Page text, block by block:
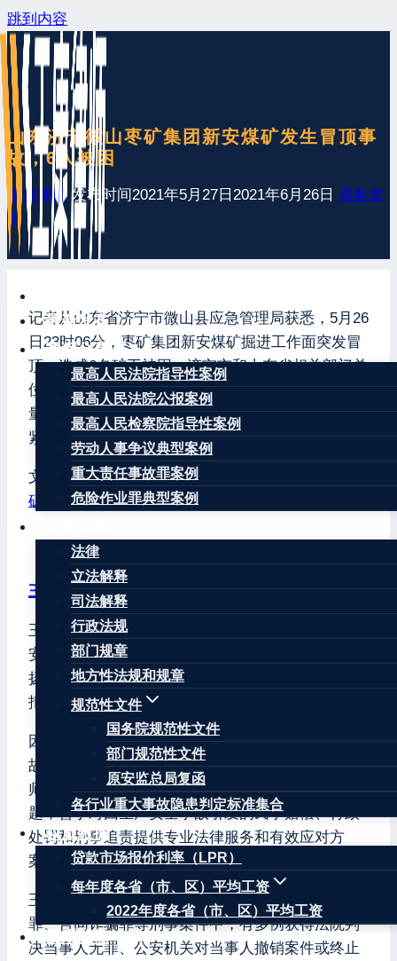
跳到内容
最新发布
案例分享
最高人民法院指导性案例
最高人民法院公报案例
最高人民检察院指导性案例
劳动人事争议典型案例
重大责任事故罪案例
危险作业罪典型案例
法律
立法解释
司法解释
行政法规
部门规章
地方性法规和规章
规范性文件
国务院规范性文件
部门规范性文件
原安监总局复函
各行业重大事故隐患判定标准集合
权威数据
贷款市场报价利率（LPR）
每年度各省（市、区）平均工资
2022年度各省（市、区）平均工资
联系我们
山东济宁微山枣矿集团新安煤矿发生冒顶事
故，6人被困
王康律师 发布时间2021年5月27日 2021年6月26日 最新资
讯
记者从山东省济宁市微山县应急管理局获悉，5月26
日23时06分，枣矿集团新安煤矿掘进工作面突发冒
顶，造成6名矿工被困。济宁市和山东省相关部门单
位迅速启动应急预案，第一时间调集专业救援力
量，全力组织现场抢险救援。目前，救援工作正在
紧张进行中。（总台记者 李秉禅）
文章标签：#冒顶事故#山东
矿
枣矿集团#济宁
王康律师
王康律师，注册安全工程师，北京华让律师事务所
安全生产和消防安全专业委员会主任，曾任江苏省
扬州市宝应县原安监局公务员、原《中国安全生产
报》记者。
因曾在安监局负责安全生产监督管理、生产安全事
故调查和处理、安全生产行政执法等工作，王康律
师十分熟悉生产安全事故调查处理程序和存在的问
题，善于对因生产安全事故引发的民事赔偿、行政
处罚和刑事追责提供专业法律服务和有效应对方
案。
王康律师辩护的当事人涉嫌失火罪、重大责任事故
罪、合同诈骗罪等刑事案件中，有多例获得法院判
决当事人无罪、公安机关对当事人撤销案件或终止